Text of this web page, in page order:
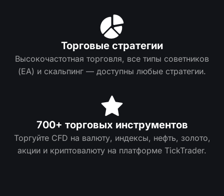
Торговые стратегии
Высокочастотная торговля, все типы советников
(EA) и скальпинг — доступны любые стратегии.
700+ торговых инструментов
Торгуйте CFD на валюту, индексы, нефть, золото,
акции и криптовалюту на платформе TickTrader.